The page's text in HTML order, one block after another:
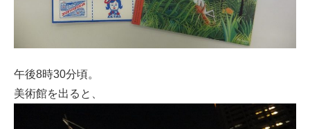
午後8時30分頃。
美術館を出ると、